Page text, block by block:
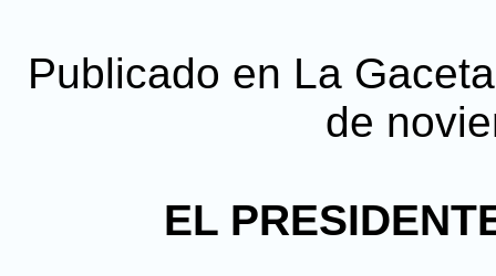
Publicado en La
de
EL